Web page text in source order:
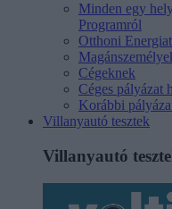
Minden egy
Programról
Otthoni
Cégeknek
Céges pályázat
Korábbi
Villanyautó tesztek
Villanyautó